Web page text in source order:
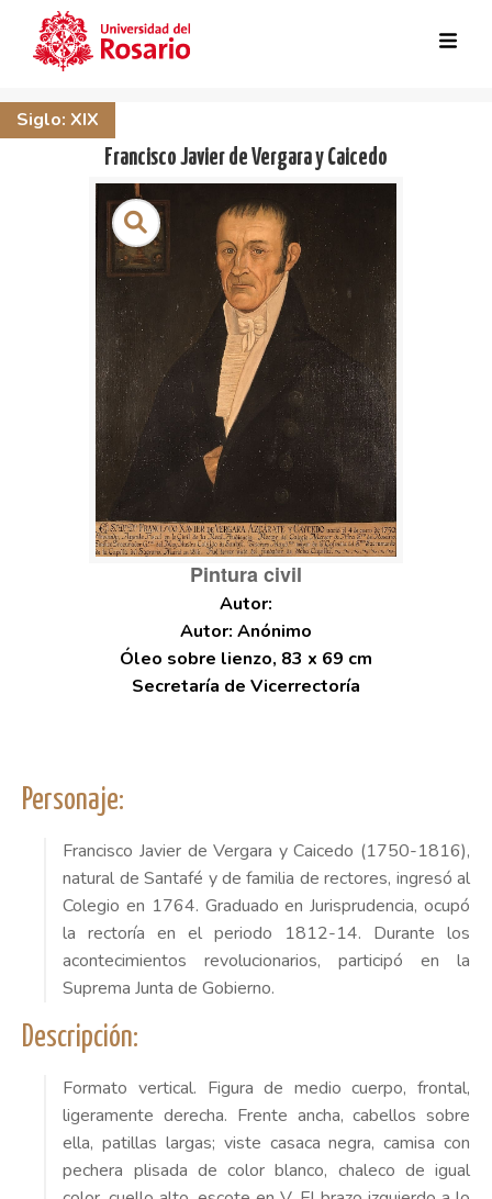
Skip to main content
Siglo: XIX
Francisco Javier de Vergara y Caicedo
Pintura civil
Autor: Anónimo
Óleo sobre lienzo, 83 x 69 cm
Secretaría de Vicerrectoría
Personaje:
Francisco Javier de Vergara y Caicedo (1750-1816),
natural de Santafé y de familia de rectores, ingresó al
Colegio en 1764. Graduado en Jurisprudencia, ocupó
la rectoría en el periodo 1812-14. Durante los
acontecimientos revolucionarios, participó en la
Suprema Junta de Gobierno.
Descripción:
Formato vertical. Figura de medio cuerpo, frontal,
ligeramente derecha. Frente ancha, cabellos sobre
ella, patillas largas; viste casaca negra, camisa con
pechera plisada de color blanco, chaleco de igual